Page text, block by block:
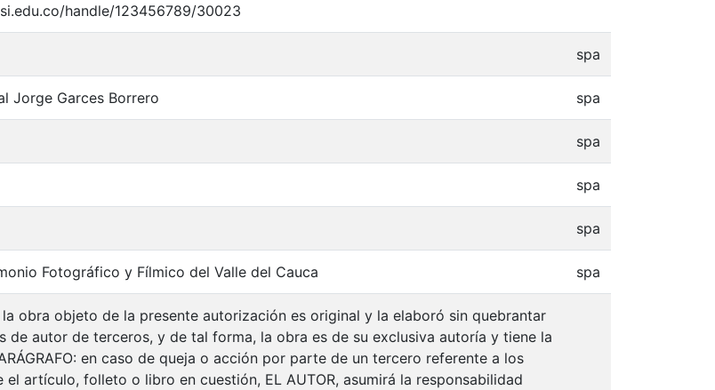
handle/123456789/30023
spa
Jorge Garces Borrero spa
spa
spa
spa
Fotográfico y Fílmico del Valle del Cauca spa
la obra objeto de la presente autorización es original y la elaboró sin quebrantar
de autor de terceros, y de tal forma, la obra es de su exclusiva autoría y tiene la
en caso de queja o acción por parte de un tercero referente a los
artículo, folleto o libro en cuestión, EL AUTOR, asumirá la responsabilidad